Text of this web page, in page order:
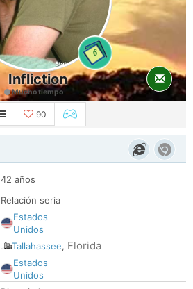
6
Infliction
Mucho tiempo
90
42 años
Relación seria
Estados
Unidos
Tallahassee, Florida
Estados
Unidos